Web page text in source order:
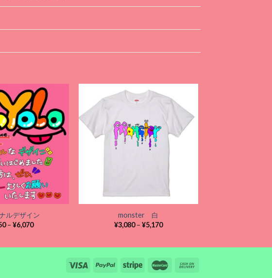
Add to
wishlist
ルデザイン
– ¥6,070価
Add to
wishlist
monster 白
¥3,080 – ¥5,170価